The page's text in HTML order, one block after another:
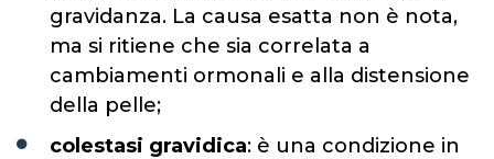
gravidanza. La causa esatta non è nota,
ma si ritiene che sia correlata a
cambiamenti ormonali e alla distensione
della pelle;
colestasi gravidica: è una condizione in